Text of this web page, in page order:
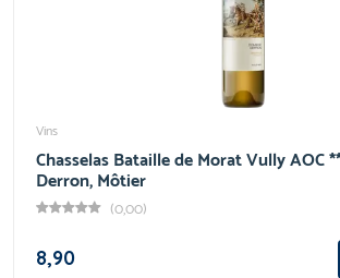
Vins
Chasselas Bataille de Morat Vully AOC
Derron, Môtier
(0,00)
8,90